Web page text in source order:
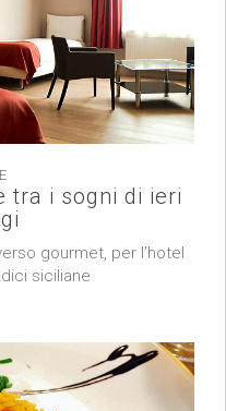
tra i sogni di ieri
gourmet, per l’hotel
siciliane